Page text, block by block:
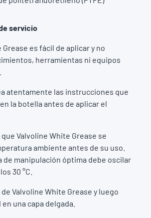
servicio
es fácil de aplicar y no
herramientas ni equipos
atentamente las instrucciones que
la botella antes de aplicar el
Valvoline White Grease se
ambiente antes de su uso.
de manipulación óptima debe oscilar
30 °C.
Valvoline White Grease y luego
una capa delgada.